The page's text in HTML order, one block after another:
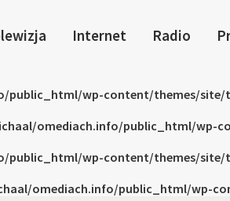
Internet Radio
public_html/wp-content/themes/
omediach.info/public_html/wp-
public_html/wp-content/themes/
omediach.info/public_html/wp-